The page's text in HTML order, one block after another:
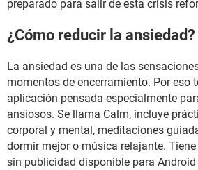
preparado para salir de esta crisis
¿Cómo reducir la ansiedad?
La ansiedad es una de las
momentos de encerramiento. Por eso
aplicación pensada especialmente
ansiosos. Se llama Calm, incluye
corporal y mental, meditaciones
dormir mejor o música relajante.
sin publicidad disponible para Android